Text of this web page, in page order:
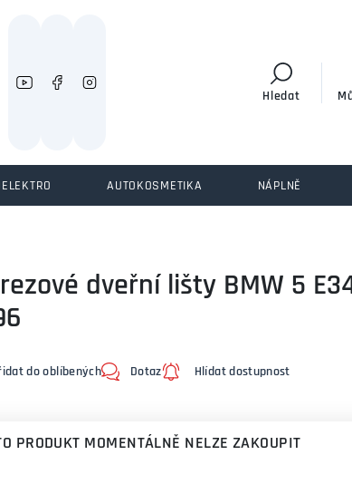
Hledat
AUTOKOSMETIKA NÁPLNĚ
dveřní lišty BMW 5
do oblíbených Dotaz Hlídat dostupnost
PRODUKT MOMENTÁLNĚ NELZE ZAKOUPIT
najít?